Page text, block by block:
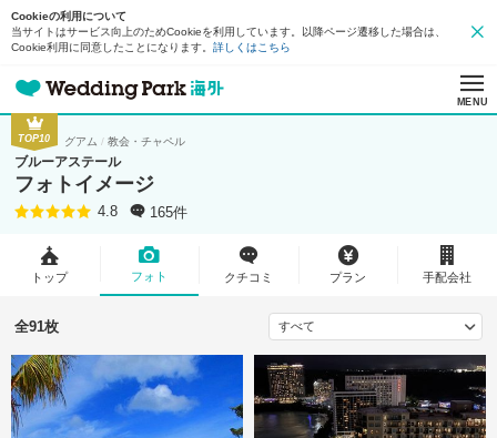
Cookieの利用について
当サイトはサービス向上のためCookieを利用しています。以降ページ遷移した場合は、
Cookie利用に同意したことになります。 詳しくはこちら
MENU
TOP10 グアム 教会・チャペル
ブルーアステール
フォトイメージ
4.8 165件
トップ フォト クチコミ プラン 手配会社
全91枚